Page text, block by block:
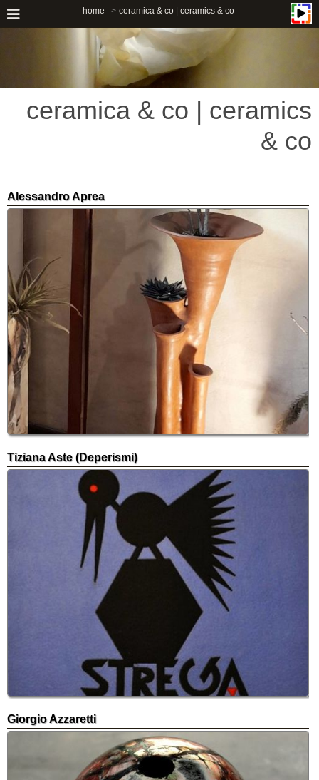
home ceramica & co | ceramics & co
ceramica & co | ceramics
& co
Alessandro Aprea
Tiziana Aste (Deperismi)
Giorgio Azzaretti